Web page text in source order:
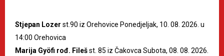
Stjepan Lozer st.90 iz Orehovice Ponedjeljak, 10. 08. 2026. u
14:00 Orehovica
Marija Gyöfi rođ. Filešst. 85 iz Čakovca Subota, 08. 08. 2026.